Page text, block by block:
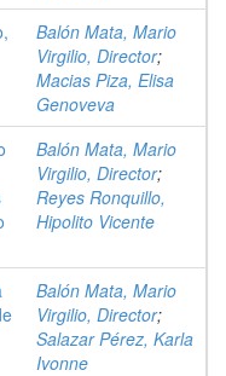
Balón Mata, Mario
Virgilio, Director;
Macias Piza, Elisa
Genoveva
Balón Mata, Mario
Virgilio, Director;
Reyes Ronquillo,
Hipolito Vicente
Balón Mata, Mario
Virgilio, Director;
Salazar Pérez, Karla
Ivonne